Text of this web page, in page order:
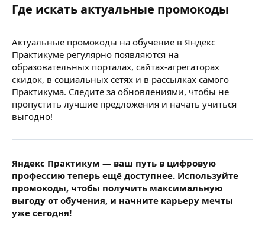
Где искать актуальные промокоды​
Актуальные промокоды на обучение в Яндекс
Практикуме регулярно появляются на
образовательных порталах, сайтах-агрегаторах
скидок, в социальных сетях и в рассылках самого
Практикума. Следите за обновлениями, чтобы не
пропустить лучшие предложения и начать учиться
выгодно!
Яндекс Практикум — ваш путь в цифровую
профессию теперь ещё доступнее. Используйте
промокоды, чтобы получить максимальную
выгоду от обучения, и начните карьеру мечты
уже сегодня!